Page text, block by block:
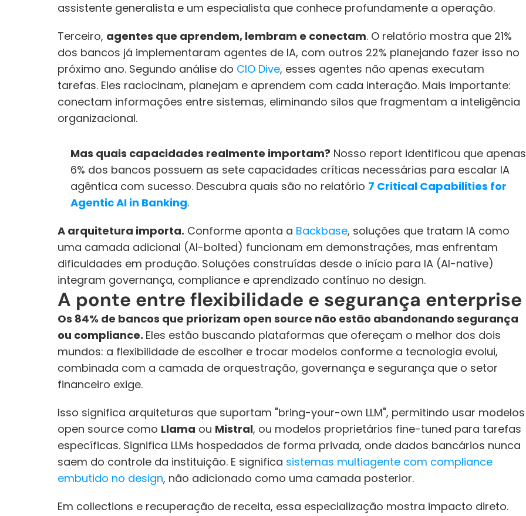
assistente generalista e um especialista que conhece profundamente a operação.
Terceiro, agentes que aprendem, lembram e conectam. O relatório mostra que 21%
dos bancos já implementaram agentes de IA, com outros 22% planejando fazer isso no
próximo ano. Segundo análise do CIO Dive, esses agentes não apenas executam
tarefas. Eles raciocinam, planejam e aprendem com cada interação. Mais importante:
conectam informações entre sistemas, eliminando silos que fragmentam a inteligência
organizacional.
Mas quais capacidades realmente importam? Nosso report identificou que apenas
6% dos bancos possuem as sete capacidades críticas necessárias para escalar IA
agêntica com sucesso. Descubra quais são no relatório 7 Critical Capabilities for
Agentic AI in Banking.
A arquitetura importa. Conforme aponta a Backbase, soluções que tratam IA como
uma camada adicional (AI-bolted) funcionam em demonstrações, mas enfrentam
dificuldades em produção. Soluções construídas desde o início para IA (AI-native)
integram governança, compliance e aprendizado contínuo no design.
A ponte entre flexibilidade e segurança enterprise
Os 84% de bancos que priorizam open source não estão abandonando segurança
ou compliance. Eles estão buscando plataformas que ofereçam o melhor dos dois
mundos: a flexibilidade de escolher e trocar modelos conforme a tecnologia evolui,
combinada com a camada de orquestração, governança e segurança que o setor
financeiro exige.
Isso significa arquiteturas que suportam "bring-your-own LLM", permitindo usar modelos
open source como Llama ou Mistral, ou modelos proprietários fine-tuned para tarefas
específicas. Significa LLMs hospedados de forma privada, onde dados bancários nunca
saem do controle da instituição. E significa sistemas multiagente com compliance
embutido no design, não adicionado como uma camada posterior.
Em collections e recuperação de receita, essa especialização mostra impacto direto.